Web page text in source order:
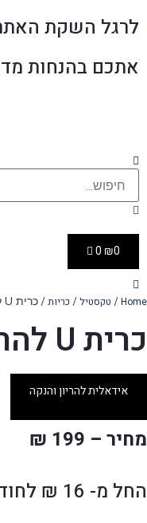
לרגל השקת
אתכם בהנחות
₪0
0
Home
/ טקסטיל/ כריות/ כרית U להריון והנקה
כרית U להריון והנקה
אידאלית להריון והנקה
מחיר – 199 ₪
החל מ- 16 ₪ לחודש * 12 תשלומים